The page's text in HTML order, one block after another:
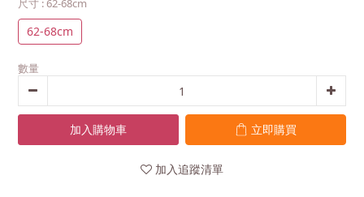
尺寸 : 62-68cm
62-68cm
數量
加入購物車 立即購買
加入追蹤清單